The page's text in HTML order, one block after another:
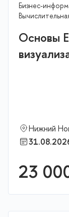
Бизнес-
Основы
Нижний
23